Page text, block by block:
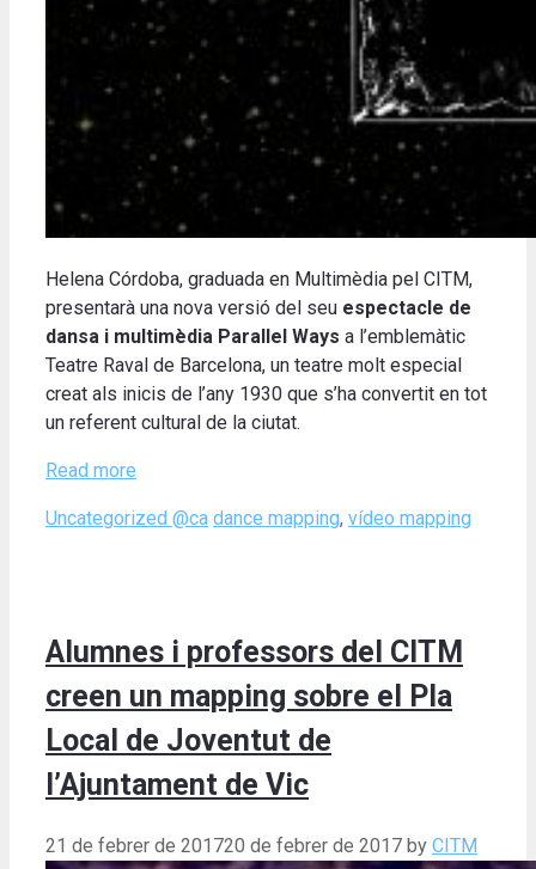
Helena Córdoba, graduada en Multimèdia pel CITM,
presentarà una nova versió del seu espectacle de
dansa i multimèdia Parallel Ways a l’emblemàtic
Teatre Raval de Barcelona, un teatre molt especial
creat als inicis de l’any 1930 que s’ha convertit en tot
un referent cultural de la ciutat.
Read more
Categories
Uncategorized @ca Tags
dance mapping, vídeo mapping
Alumnes i professors del CITM
creen un mapping sobre el Pla
Local de Joventut de
l’Ajuntament de Vic
21 de febrer de 201720 de febrer de 2017 by CITM